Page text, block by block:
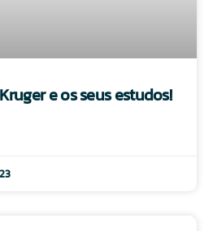
e os seus estudos!